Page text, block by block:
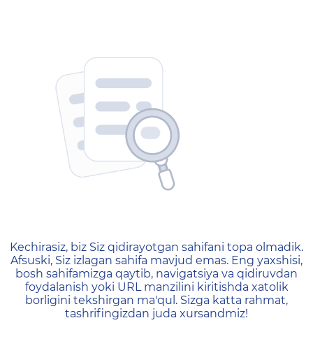
404 — Страница не
Kechirasiz, biz Siz qidirayotgan sahifani topa olmadik.
Afsuski, Siz izlagan sahifa mavjud emas. Eng yaxshisi,
bosh sahifamizga qaytib, navigatsiya va qidiruvdan
foydalanish yoki URL manzilini kiritishda xatolik
borligini tekshirgan ma'qul. Sizga katta rahmat,
tashrifingizdan juda xursandmiz!